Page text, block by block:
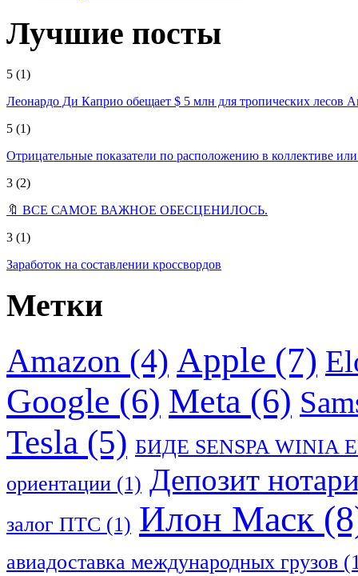
Лучшие посты
5 (1)
Леонардо Ди Каприо обещает $ 5 млн для тропических лесов
5 (1)
Отрицательные показатели по расположению в коллективе
3 (2)
🔖 ВСЕ САМОЕ ВАЖНОЕ ОБЕСЦЕНИЛОСЬ.
3 (1)
Заработок на составлении кроссвордов
Метки
Amazon (4) Apple (7)
Google (6) Meta (6)
Tesla (5) БИДЕ SENSPA WINIA
ориентации (1) Депозит
залог ПТС (1) Илон Маск
авиадоставка международных грузов